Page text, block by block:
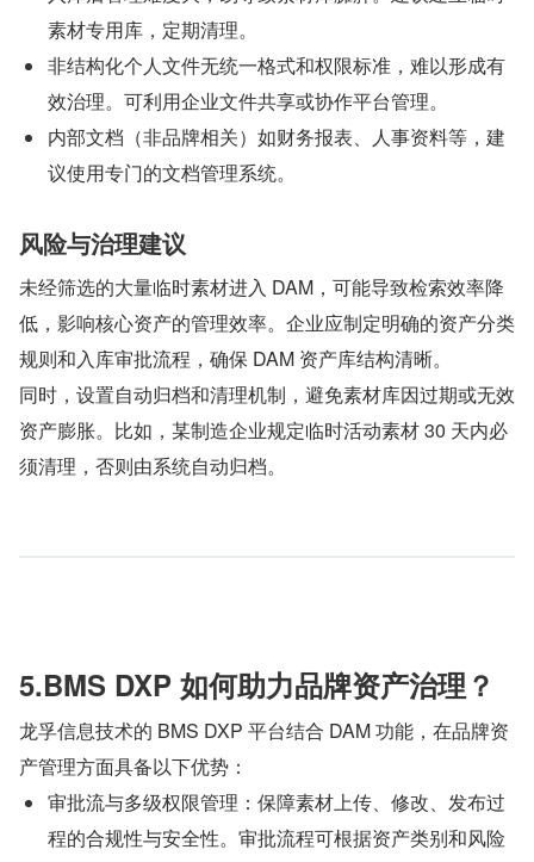
素材专用库，定期清理。
非结构化个人文件无统一格式和权限标准，难以形成有
效治理。可利用企业文件共享或协作平台管理。
内部文档（非品牌相关）如财务报表、人事资料等，建
议使用专门的文档管理系统。
风险与治理建议
未经筛选的大量临时素材进入 DAM，可能导致检索效率降
低，影响核心资产的管理效率。企业应制定明确的资产分类
规则和入库审批流程，确保 DAM 资产库结构清晰。
同时，设置自动归档和清理机制，避免素材库因过期或无效
资产膨胀。比如，某制造企业规定临时活动素材 30 天内必
须清理，否则由系统自动归档。
5.BMS DXP 如何助力品牌资产治理？
龙孚信息技术的 BMS DXP 平台结合 DAM 功能，在品牌资
产管理方面具备以下优势：
审批流与多级权限管理：保障素材上传、修改、发布过
程的合规性与安全性。审批流程可根据资产类别和风险